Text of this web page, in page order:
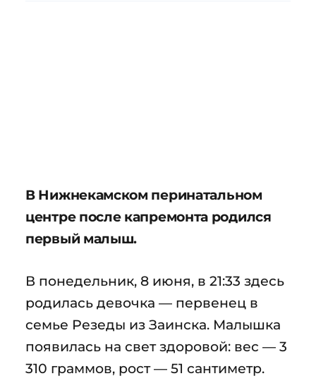
В Нижнекамском перинатальном
центре после капремонта родился
первый малыш.
В понедельник, 8 июня, в 21:33 здесь
родилась девочка — первенец в
семье Резеды из Заинска. Малышка
появилась на свет здоровой: вес — 3
310 граммов, рост — 51 сантиметр.